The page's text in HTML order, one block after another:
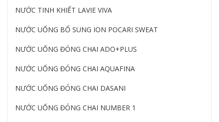
NƯỚC TINH KHIẾT LAVIE VIVA
NƯỚC UỐNG BỔ SUNG ION POCARI SWEAT
NƯỚC UỐNG ĐÓNG CHAI ADO+PLUS
NƯỚC UỐNG ĐÓNG CHAI AQUAFINA
NƯỚC UỐNG ĐÓNG CHAI DASANI
NƯỚC UỐNG ĐÓNG CHAI NUMBER 1